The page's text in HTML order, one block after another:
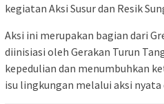
kegiatan Aksi Susur dan Resik
Aksi ini merupakan bagian dari
diinisiasi oleh Gerakan Turun
kepedulian dan menumbuhkan
isu lingkungan melalui aksi nyata